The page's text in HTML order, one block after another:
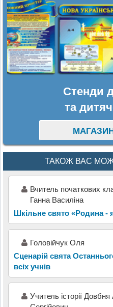
Стенди
та
ТАКОЖ ВАС
Вчитель початкових
Ганна Василіна
Шкільне свято «Родина -
Головійчук Оля
Сценарій свята
всіх учнів
Учитель історії